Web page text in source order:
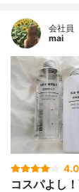
会社員
mai
コスパよし